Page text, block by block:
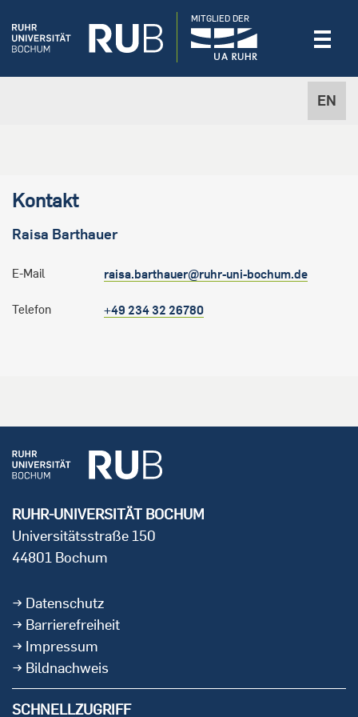
EN
MITGLIED DER
Kontakt
Raisa Barthauer
E-Mail raisa.barthauer@ruhr-uni-bochum.de
Telefon +49 234 32 26780
RUHR-UNIVERSITÄT BOCHUM
Universitätsstraße 150
44801 Bochum
Datenschutz
Barrierefreiheit
Impressum
Bildnachweis
SCHNELLZUGRIFF